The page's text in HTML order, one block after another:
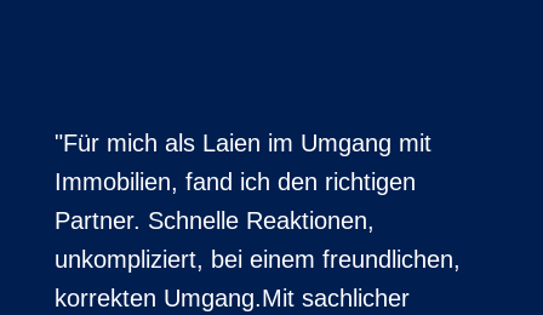
"Für mich als Laien im Umgang mit
Immobilien, fand ich den richtigen
Partner. Schnelle Reaktionen,
unkompliziert, bei einem freundlichen,
korrekten Umgang.Mit sachlicher